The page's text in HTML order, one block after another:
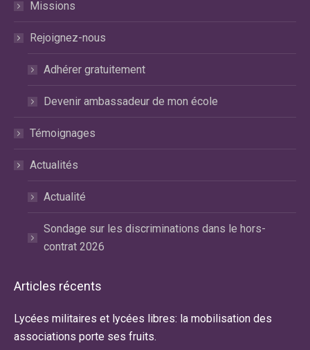
Missions
Rejoignez-nous
Adhérer gratuitement
Devenir ambassadeur de mon école
Témoignages
Actualités
Actualité
Sondage sur les discriminations dans le hors-
contrat 2026
Articles récents
Lycées militaires et lycées libres: la mobilisation des
associations porte ses fruits.